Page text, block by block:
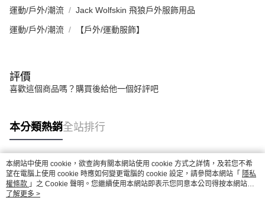
運動/戶外/潮流 Jack Wolfskin 飛狼戶外服飾用品
運動/戶外/潮流 【戶外/運動服飾】
評價
喜歡這個商品嗎？購買後給他一個好評吧
本分類熱銷全站排行
熱門標籤
本網站中使用 cookie，欲查詢有關本網站使用 cookie 方式之詳情，及若您不希
望在電腦上使用 cookie 時應如何變更電腦的 cookie 設定，請參閱本網站「 隱私
權條款 」之 Cookie 聲明。您繼續使用本網站即表示您同意本公司得按本網站使
用條款之 Cookie 聲明使用 cookie。
了解更多 >